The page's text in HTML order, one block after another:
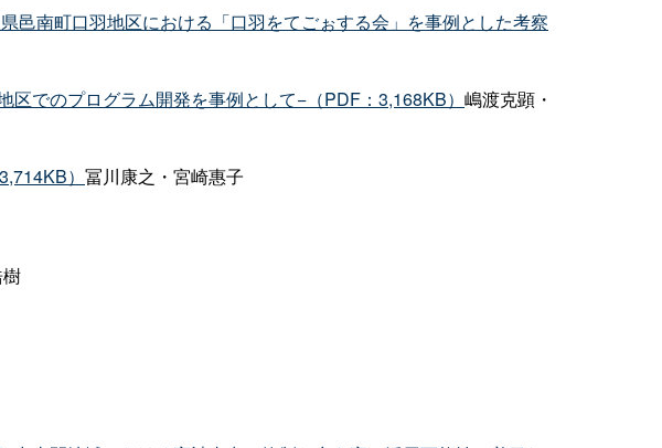
邑南町口羽地区における「口羽をてごぉする会」を事例とした考察
でのプログラム開発を事例として−（PDF：3,168KB） 嶋渡克顕・
） 冨川康之・宮崎惠子